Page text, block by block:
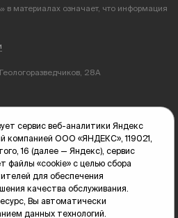
в материалах означает, что информация
28А
сервис веб-аналитики Яндекс
компанией ООО «ЯНДЕКС», 119021,
16 (далее — Яндекс), сервис
файлы «cookie» с целью сбора
для обеспечения
качества обслуживания.
Вы автоматически
данных технологий.